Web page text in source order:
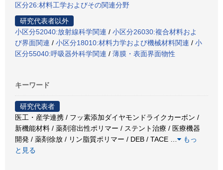
区分26:材料工学およびその関連分野
研究代表者以外
小区分52040:放射線科学関連 / 小区分26030:複合材料およ
び界面関連 / 小区分18010:材料力学および機械材料関連 / 小
区分55040:呼吸器外科学関連 / 薄膜・表面界面物性
キーワード
研究代表者
医工・産学連携 / フッ素添加ダイヤモンドライクカーボン /
新機能材料 / 薬剤溶出性ポリマー / ステント治療 / 医療機器
開発 / 薬剤徐放 / リン脂質ポリマー / DEB / TACE
もっ
と見る